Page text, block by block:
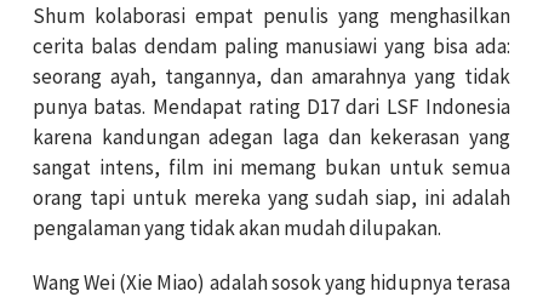
Shum kolaborasi empat penulis yang menghasilkan
cerita balas dendam paling manusiawi yang bisa ada:
seorang ayah, tangannya, dan amarahnya yang tidak
punya batas. Mendapat rating D17 dari LSF Indonesia
karena kandungan adegan laga dan kekerasan yang
sangat intens, film ini memang bukan untuk semua
orang tapi untuk mereka yang sudah siap, ini adalah
pengalaman yang tidak akan mudah dilupakan.
Wang Wei (Xie Miao) adalah sosok yang hidupnya terasa